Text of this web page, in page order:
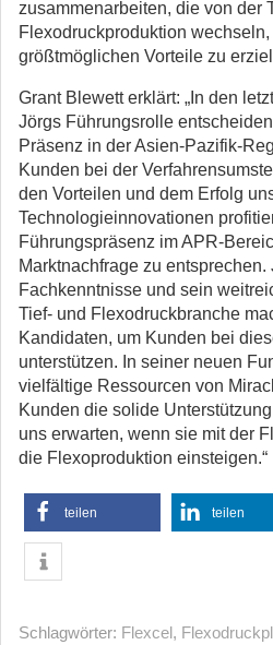
zusammenarbeiten, die von der
Flexodruckproduktion
größtmöglichen Vorteile zu
Grant Blewett erklärt: „In den
Jörgs Führungsrolle
Präsenz in der Asien-Pazifik-
Kunden bei der
den Vorteilen und dem Erfolg
Technologieinnovationen
Führungspräsenz im APR-
Marktnachfrage zu
Fachkenntnisse und sein
Tief- und Flexodruckbranche
Kandidaten, um Kunden bei
unterstützen. In seiner neuen
vielfältige Ressourcen von
Kunden die solide
uns erwarten, wenn sie mit der
die Flexoproduktion einsteigen.“
teilen teilen
Schlagwörter: Flexcel,